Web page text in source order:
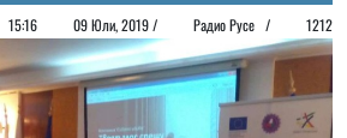
15:16 09 Юли, 2019 / Радио Русе / 1212